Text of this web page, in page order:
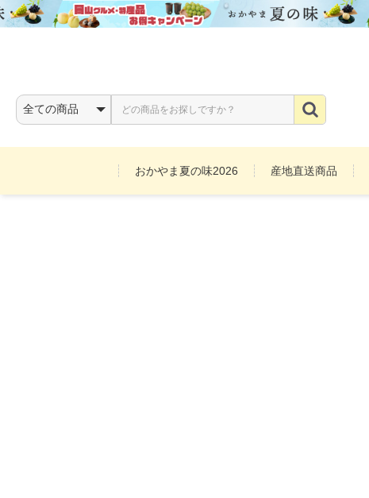
おかやま夏の味2026 産地直送商品